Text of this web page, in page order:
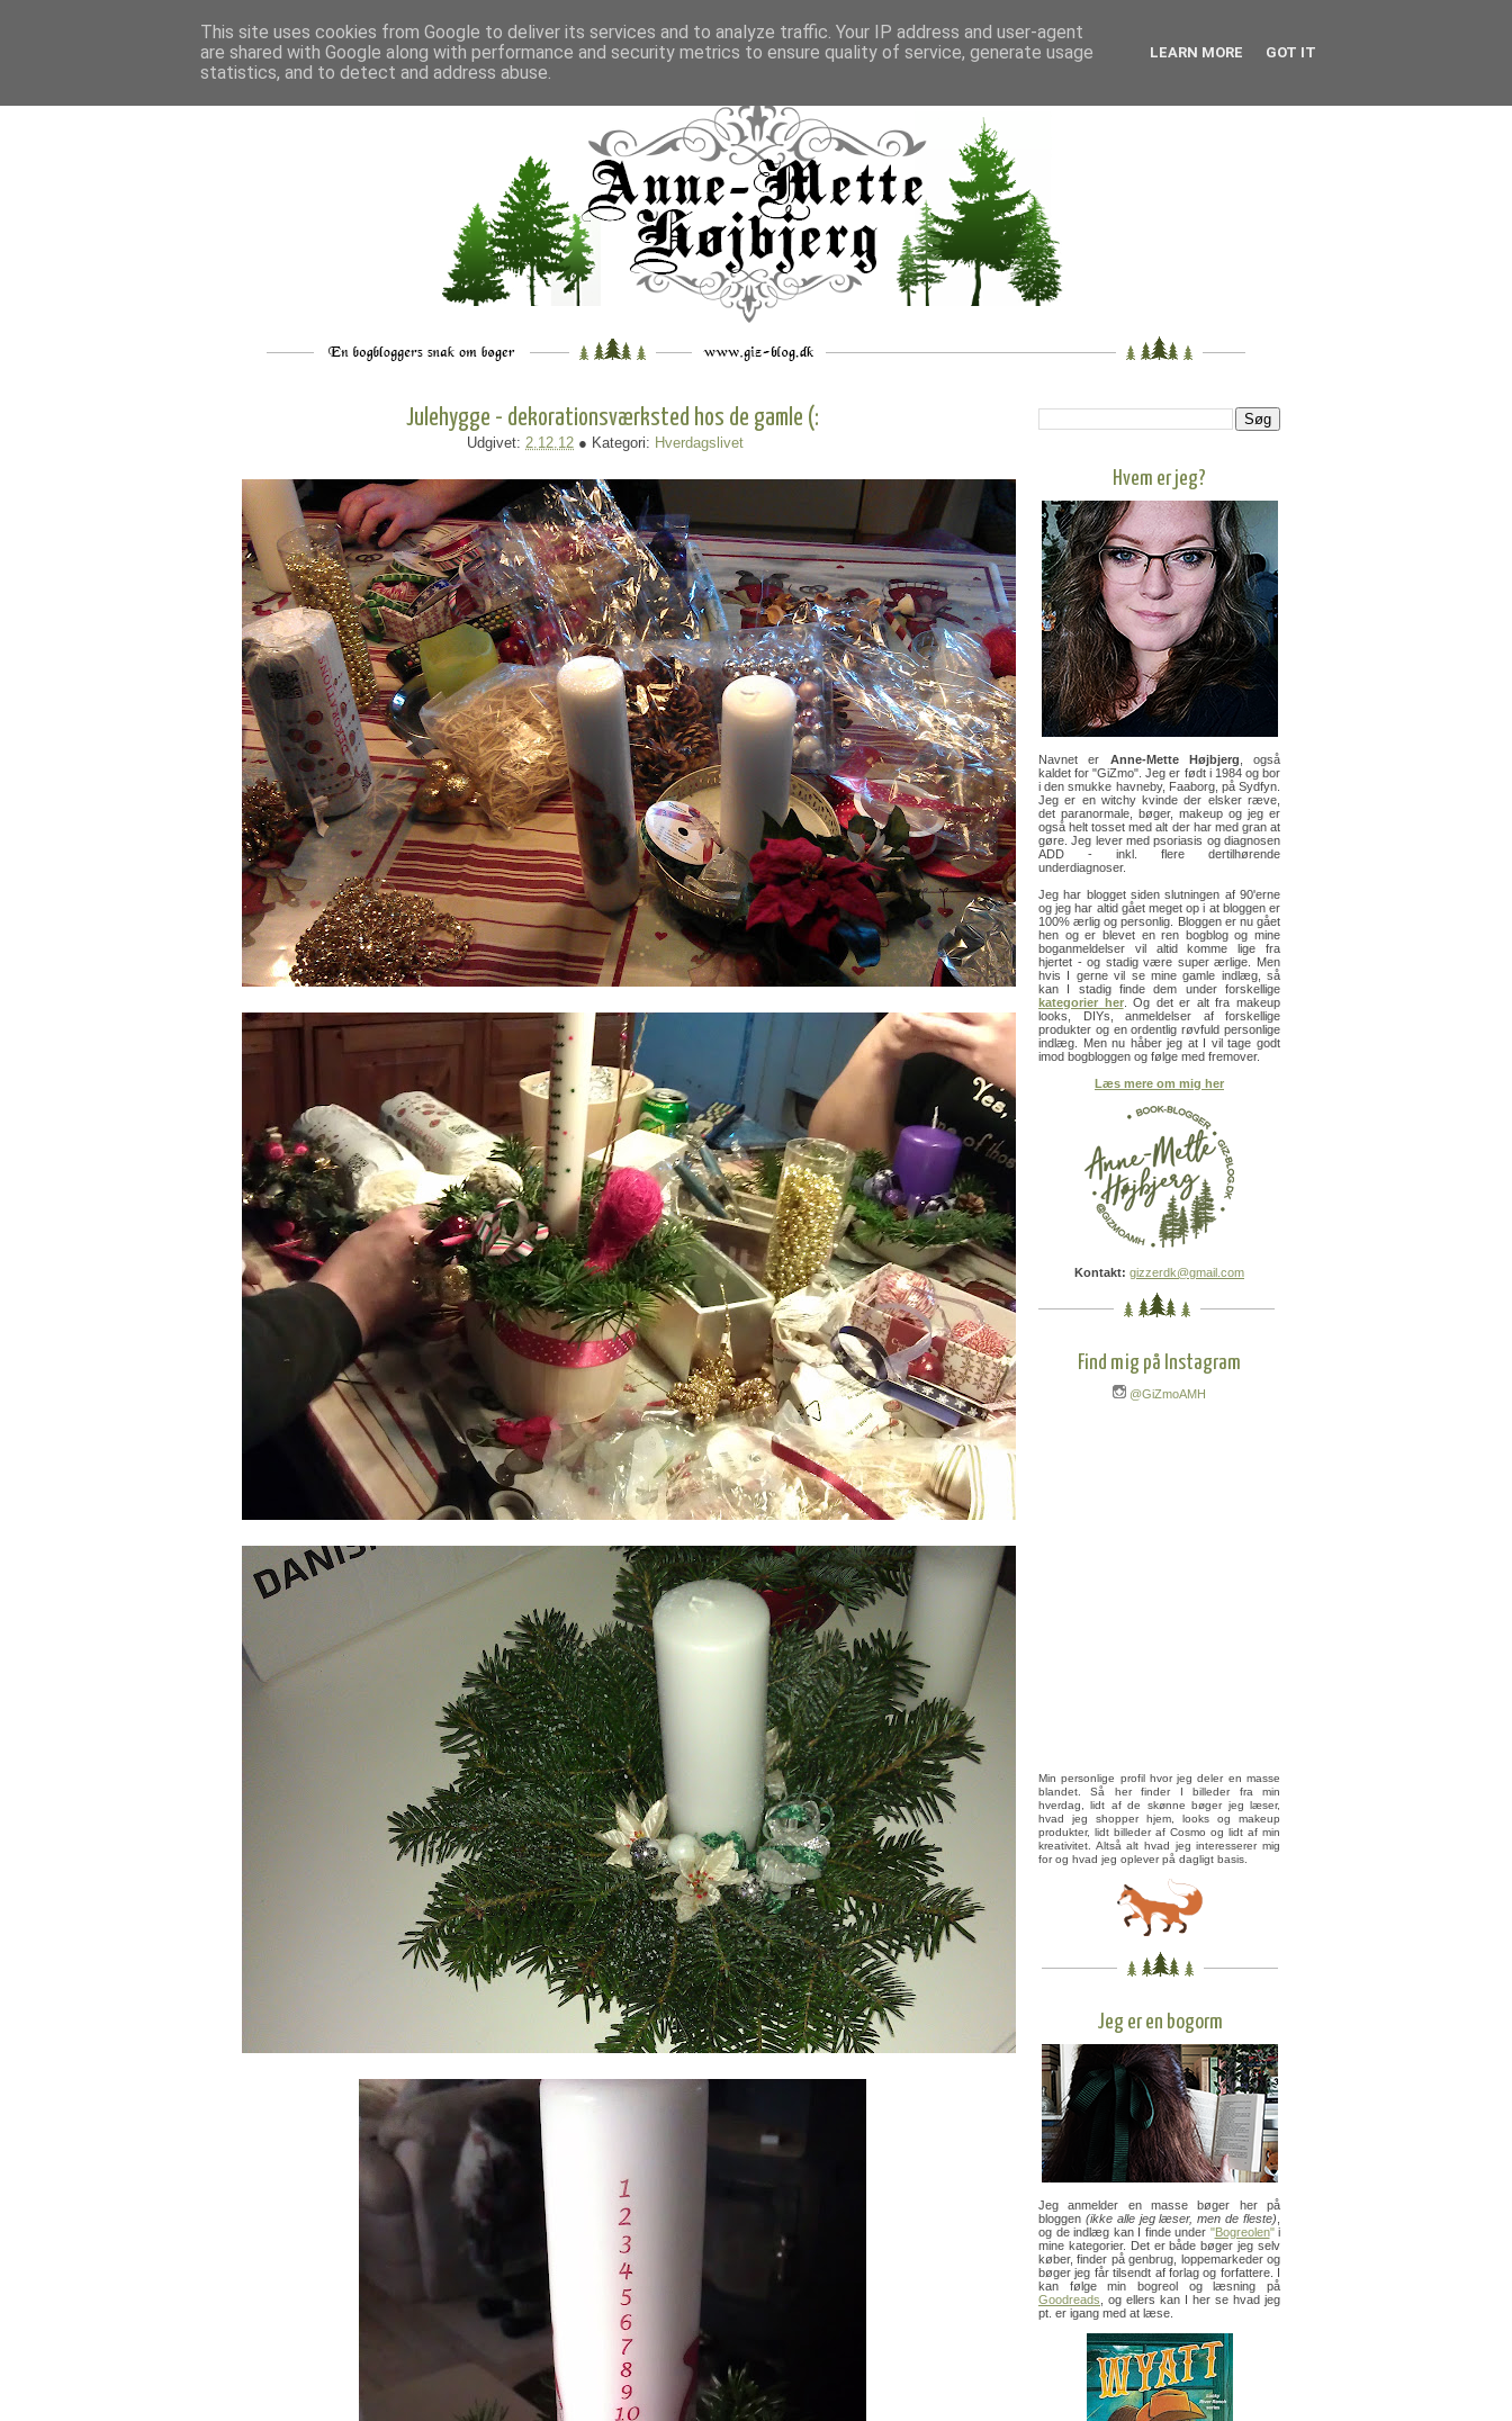
___ _. __ __ _ ___
Julehygge - dekorationsværksted hos de gamle (:
Udgivet: 2.12.12 ● Kategori: Hverdagslivet
Hvem er jeg?
Navnet er Anne-Mette Højbjerg , også
kaldet for "GiZmo". Jeg er født i 1984 og bor
i den smukke havneby, Faaborg, på Sydfyn.
Jeg er en witchy kvinde der elsker ræve,
det paranormale, bøger, makeup og jeg er
også helt tosset med alt der har med gran at
gøre. Jeg lever med psoriasis og diagnosen
ADD - inkl. flere dertilhørende
underdiagnoser.
Jeg har blogget siden slutningen af 90'erne
og jeg har altid gået meget op i at bloggen er
100% ærlig og personlig. Bloggen er nu gået
hen og er blevet en ren bogblog og mine
boganmeldelser vil altid komme lige fra
hjertet - og stadig være super ærlige. Men
hvis I gerne vil se mine gamle indlæg, så
kan I stadig finde dem under forskellige
kategorier her. Og det er alt fra makeup
looks, DIYs, anmeldelser af forskellige
produkter og en ordentlig røvfuld personlige
indlæg. Men nu håber jeg at I vil tage godt
imod bogbloggen og følge med fremover.
Læs mere om mig her
Kontakt: gizzerdk@gmail.com
Find mig på Instagram
@GiZmoAMH
Min personlige profil hvor jeg deler en masse
blandet. Så her finder I billeder fra min
hverdag, lidt af de skønne bøger jeg læser,
hvad jeg shopper hjem, looks og makeup
produkter, lidt billeder af Cosmo og lidt af min
kreativitet. Altså alt hvad jeg interesserer mig
for og hvad jeg oplever på dagligt basis.
Jeg er en bogorm
Jeg anmelder en masse bøger her på
bloggen (ikke alle jeg læser, men de fleste)
og de indlæg kan I finde under "Bogreolen"i
mine kategorier. Det er både bøger jeg selv
køber, finder på genbrug, loppemarkeder og
bøger jeg får tilsendt af forlag og forfattere. I
kan følge min bogreol og læsning på
Goodreads , og ellers kan I her se hvad jeg
pt. er igang med at læse.
This site uses cookies from Google to deliver its services and to analyze traffic. Your IP address and user-agent
are shared with Google along with performance and security metrics to ensure quality of service, generate usage
statistics, and to detect and address abuse.
LEARN MORE GOT IT